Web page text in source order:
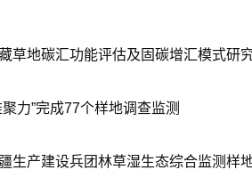
草地碳汇功能评估及固碳增汇模式研
力”完成77个样地调查监测
生产建设兵团林草湿生态综合监测样